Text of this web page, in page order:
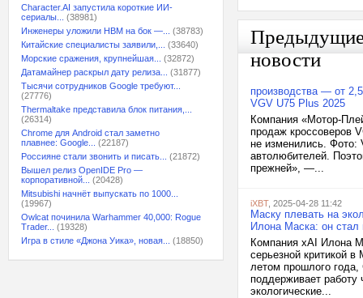
Character.AI запустила короткие ИИ-
сериалы...
(38981)
Инженеры уложили HBM на бок —...
(38783)
Китайские специалисты заявили,...
(33640)
Морские сражения, крупнейшая...
(32872)
Датамайнер раскрыл дату релиза...
(31877)
Тысячи сотрудников Google требуют...
(27776)
Thermaltake представила блок питания,...
(26314)
Chrome для Android стал заметно
плавнее: Google...
(22187)
Россияне стали звонить и писать...
(21872)
Вышел релиз OpenIDE Pro —
корпоративной...
(20428)
Mitsubishi начнёт выпускать по 1000...
(19967)
Owlcat починила Warhammer 40,000: Rogue
Trader...
(19328)
Игра в стиле «Джона Уика», новая...
(18850)
новости
производства — от
VGV U75 Plus 2025
Компания «Мотор-
продаж кроссоверов
не изменились. Фото:
автолюбителей.
прежней», —...
iXBT, 2025-04-28 11:42
Маску плевать на
Илона Маска: он стал
Компания xAI Илона
серьезной критикой
летом прошлого
поддерживает работу
экологические...